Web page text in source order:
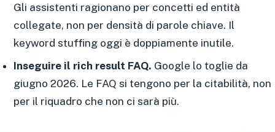
Gli assistenti ragionano per concetti ed entità
collegate, non per densità di parole chiave. Il
keyword stuffing oggi è doppiamente inutile.
Inseguire il rich result FAQ. Google lo toglie da
giugno 2026. Le FAQ si tengono per la citabilità, non
per il riquadro che non ci sarà più.